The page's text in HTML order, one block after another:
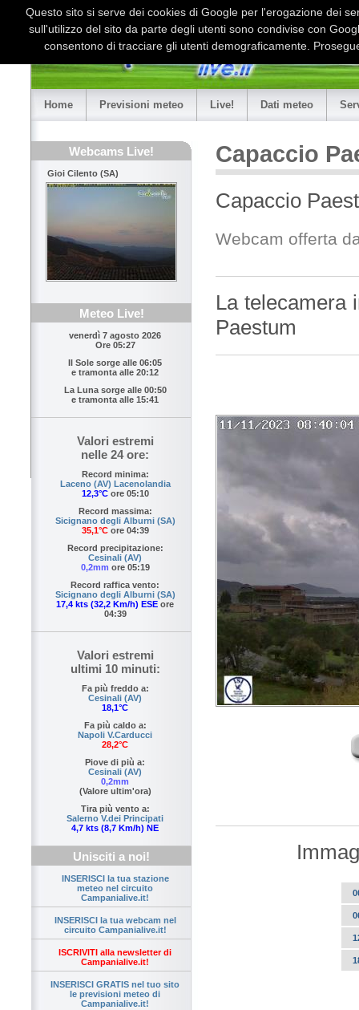
Home Previsioni meteo Live! Dati meteo
Webcams Live!
Gioi Cilento (SA)
Meteo Live!
venerdì 7 agosto 2026
Ore 05:27
Il Sole sorge alle 06:05
e tramonta alle 20:12
La Luna sorge alle 00:50
e tramonta alle 15:41
Valori estremi
nelle 24 ore:
Record minima:
Laceno (AV) Lacenolandia
12,3°Core 05:10
Record massima:
Sicignano degli Alburni (SA)
35,1°Core 04:39
Record precipitazione:
Cesinali (AV)
0,2mm ore 05:19
Record raffica vento:
Sicignano degli Alburni (SA)
17,4 kts (32,2 Km/h) ESE ore
04:39
Valori estremi
ultimi 10 minuti:
Fa più freddo a:
Cesinali (AV)
18,1°C
Fa più caldo a:
Napoli V.Carducci
28,2°C
Piove di più a:
Cesinali (AV)
0,2mm
(Valore ultim'ora)
Tira più vento a:
Salerno V.dei Principati
4,7 kts (8,7 Km/h) NE
Unisciti a noi!
INSERISCI la tua stazione
meteo nel circuito
Campanialive.it!
INSERISCI la tua webcam nel
circuito Campanialive.it!
ISCRIVITI alla newsletter di
Campanialive.it!
INSERISCI GRATIS nel tuo sito
le previsioni meteo di
Campanialive.it!
Capaccio
Capaccio
Webcam offerta
La telecamera
Paestum
Questo sito si serve dei cookies di Google per l'erogazione dei
sull'utilizzo del sito da parte degli utenti sono condivise con
consentono di tracciare gli utenti demograficamente.